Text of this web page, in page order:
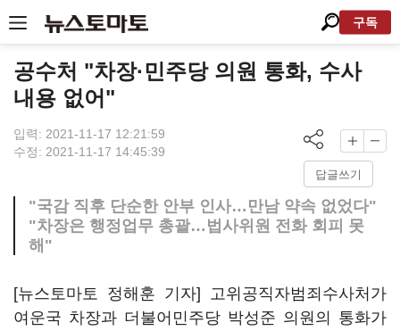
구독
공수처 "차장·민주당 의원 통화, 수사
내용 없어"
입력: 2021-11-17 12:21:59
수정: 2021-11-17 14:45:39
답글쓰기
"국감 직후 단순한 안부 인사…만남 약속 없었다"
"차장은 행정업무 총괄…법사위원 전화 회피 못
해"
[뉴스토마토 정해훈 기자] 고위공직자범죄수사처가
여운국 차장과 더불어민주당 박성준 의원의 통화가